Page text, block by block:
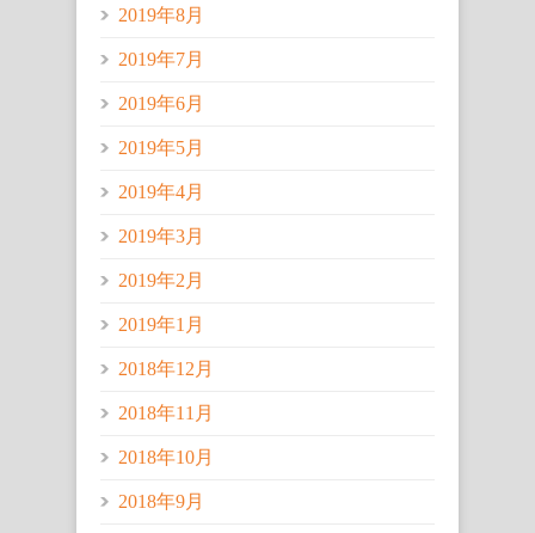
2019年8月
2019年7月
2019年6月
2019年5月
2019年4月
2019年3月
2019年2月
2019年1月
2018年12月
2018年11月
2018年10月
2018年9月